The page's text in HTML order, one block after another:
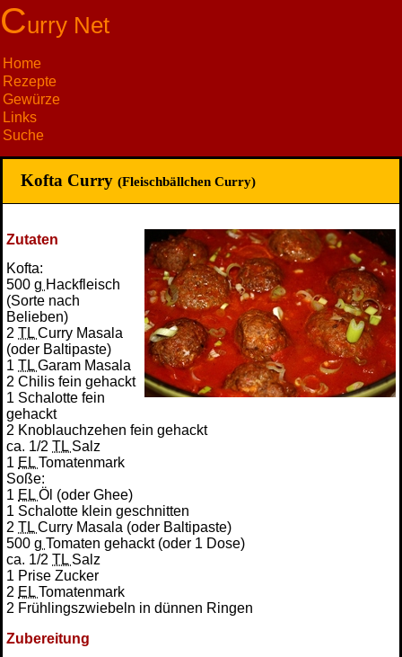
Curry Net
Home
Rezepte
Gewürze
Links
Suche
Kofta Curry (Fleischbällchen Curry)
Zutaten
Kofta:
500 g Hackfleisch
(Sorte nach
Belieben)
2 TL Curry Masala
(oder Baltipaste)
1 TL Garam Masala
2 Chilis fein gehackt
1 Schalotte fein
gehackt
2 Knoblauchzehen fein gehackt
ca. 1/2 TL Salz
1 EL Tomatenmark
Soße:
1 EL Öl (oder Ghee)
1 Schalotte klein geschnitten
2 TL Curry Masala (oder Baltipaste)
500 g Tomaten gehackt (oder 1 Dose)
ca. 1/2 TL Salz
1 Prise Zucker
2 EL Tomatenmark
2 Frühlingszwiebeln in dünnen Ringen
Zubereitung